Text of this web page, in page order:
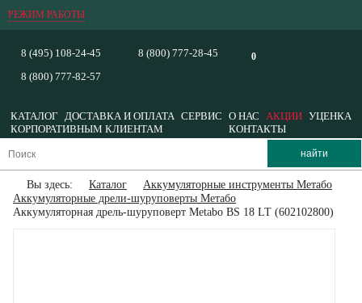
РЕЖИМ РАБОТЫ
0
8 (495) 108-24-45
8 (800) 777-82-57
8 (800) 777-28-45
КАТАЛОГ ДОСТАВКА И ОПЛАТА СЕРВИС О НАС АКЦИИ УЦЕНКА
КОРПОРАТИВНЫМ КЛИЕНТАМ
КОНТАКТЫ
Вы здесь: Каталог
Аккумуляторные инструменты Метабо
Аккумуляторные дрели-шуруповерты Метабо
Аккумуляторная дрель-шуруповерт Metabo BS 18 LT (602102800)